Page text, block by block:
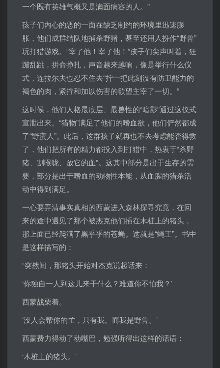
一个既有英雄气概又是满面病容的人。”
孩子们内心的恶的一面在缺乏制约的环境里迅速膨
胀，他们成群结队地捕杀野猪，甚至还用人扮作“野兽”
玩打猎游戏。“宰了他！宰了他！”孩子们尖声叫着，狂
蹦乱跳，拼命挣扎，声音越来越响，像是举行什么仪
式，连拉尔夫也忍不住去“拧一把此刻没有防卫能力的
褐色的肉，紧拧和加以伤害的欲望主宰了一切。”
这时候，他们人格最底层、最兽性的“暗影”通过这仪式
宣泄出来。“猎物”满足了他们的嗜血欲，他们俨然都成
了“野蛮人”。此后，这群孩子就再也不去考虑能否得救
了，他们把所有的精力都投入到打猎中，热衷于“杀野
猪、割喉咙、放它的血”。这其中部分是出于生存的需
要，部分是出于嗜血的动物性本能，从血腥的猎杀活
动中得到满足。
一心要弄清事实真相的西蒙进入森林探寻究竟，在回
来的途中遇见了那个被杰克他们插在木桩上的猪头，
那上面已经爬满了黑乎乎的苍蝇。这就是“蝇王”。书中
是这样描写的：
“突然间，那猪头开始对杰克说起话来：
‘你独自一人到这儿来干什么？难道你不怕我？’
西蒙战栗着。
‘没人会帮你的忙，只有我。而我是野兽。’
西蒙费力得动了动嘴巴，勉强听得出这样的话语：
‘木桩上的猪头。’